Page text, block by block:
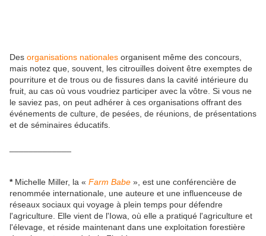
Des organisations nationales organisent même des concours,
mais notez que, souvent, les citrouilles doivent être exemptes de
pourriture et de trous ou de fissures dans la cavité intérieure du
fruit, au cas où vous voudriez participer avec la vôtre. Si vous ne
le saviez pas, on peut adhérer à ces organisations offrant des
événements de culture, de pesées, de réunions, de présentations
et de séminaires éducatifs.
* Michelle Miller, la « Farm Babe », est une conférencière de
renommée internationale, une auteure et une influenceuse de
réseaux sociaux qui voyage à plein temps pour défendre
l'agriculture. Elle vient de l'Iowa, où elle a pratiqué l'agriculture et
l'élevage, et réside maintenant dans une exploitation forestière